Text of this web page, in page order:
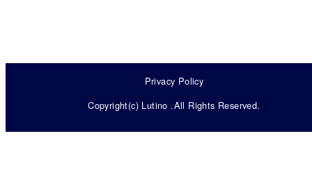
Privacy Policy
Copyright(c) Lutino .All Rights Reserved.